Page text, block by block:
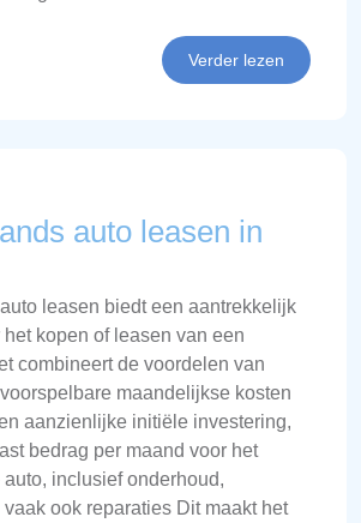
Verder lezen
auto leasen in
leasen biedt een aantrekkelijk
kopen of leasen van een
combineert de voordelen van
maandelijkse kosten
aanzienlijke initiële investering,
bedrag per maand voor het
inclusief onderhoud,
ook reparaties Dit maakt het